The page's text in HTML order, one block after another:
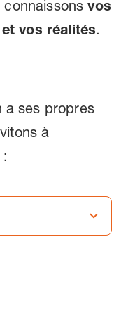
connaissonsvos
vos réalités.
a ses propres
à